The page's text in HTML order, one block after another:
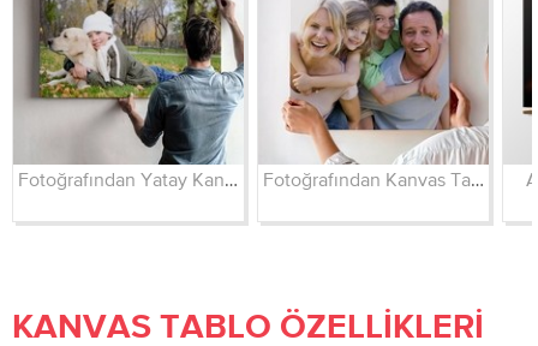
Fotoğrafından Yatay Kanvas Fotoğrafından Kanvas Tablo
KANVAS TABLO ÖZELLIKLERI